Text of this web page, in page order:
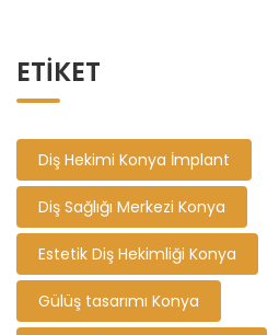
ETIKET
Diş Hekimi Konya İmplant
Diş Sağlığı Merkezi Konya
Estetik Diş Hekimliği Konya
Gülüş tasarımı Konya